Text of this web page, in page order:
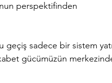
perspektifinden
sadece bir sistem
gücümüzün